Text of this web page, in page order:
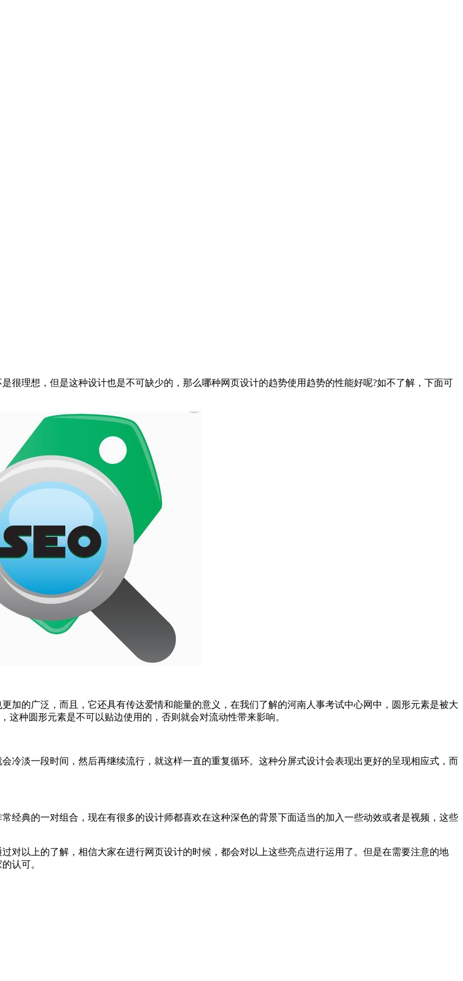
很理想，但是这种设计也是不可缺少的，那么哪种网页设计的趋势使用趋势的性能好呢?如不了解，下面可
加的广泛，而且，它还具有传达爱情和能量的意义，在我们了解的河南人事考试中心网中，圆形元素是被大
种圆形元素是不可以贴边使用的，否则就会对流动性带来影响。
冷淡一段时间，然后再继续流行，就这样一直的重复循环。这种分屏式设计会表现出更好的呈现相应式，而
经典的一对组合，现在有很多的设计师都喜欢在这种深色的背景下面适当的加入一些动效或者是视频，这些
对以上的了解，相信大家在进行网页设计的时候，都会对以上这些亮点进行运用了。但是在需要注意的地
认可。